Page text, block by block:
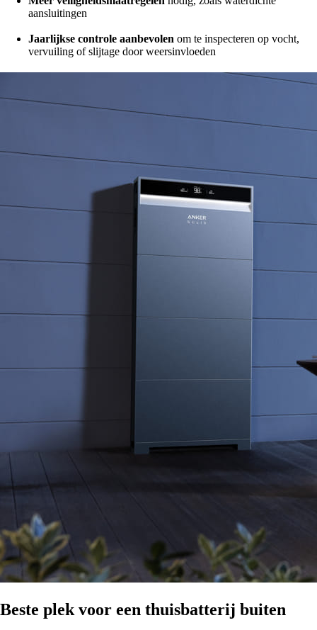
aansluitingen
Jaarlijkse controle aanbevolen om te inspecteren op vocht,
vervuiling of slijtage door weersinvloeden
Beste plek voor een thuisbatterij buiten